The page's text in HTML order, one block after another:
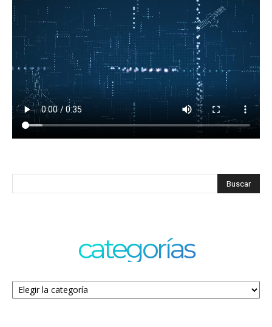
categorías
Categorías